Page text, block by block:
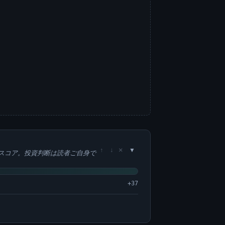
コア。投資判断は読者ご自身で ↑ ↓ ×
+37